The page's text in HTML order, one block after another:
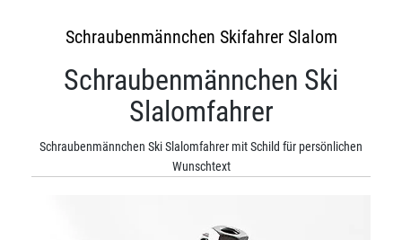
Schraubenmännchen Skifahrer Slalom
Schraubenmännchen Ski
Slalomfahrer
Schraubenmännchen Ski Slalomfahrer mit Schild für persönlichen
Wunschtext